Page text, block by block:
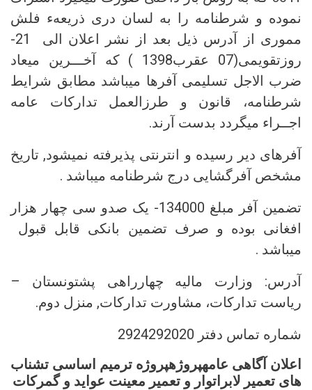
نموده و شرطنامه را به لسان دری ذریعهء فلش
مموری از آدرس ذیل بعد از نشر اعلان الی 21-
روزتقویمی(07 عقرب1398 ) که آخـــرین میعاد
ضرب الاجل تسلیمی آفرها میباشد مطابق شرایط
شرطنامه، قانون و طرزالعمل تدارکات عامه
اجــراء میگردد بدست آرند.
آفرهای دیر رسیده و انترنتی پذیرفته نمیشود, تاریخ
مشخص آفرگشایی درج شرطنامه میباشد .
تضمین آفر مبلغ 134000- یک صدو سی چهار هزار
افغانی بوده و صرف تضمین بانکی قابل قبول
میباشد .
آدرس: وزارت مالیه چهارراهی پشتونستان –
ریاست تدارکات، مشاورت تدارکات, منزل دوم.
شماره تماس دفتر 2924292020
اعلان آگاهی عامهپروژهپروژه ترمیم اساسی تشناب
های تعمیر لابراتوار و تعمیر معینت عواید و گمرکات